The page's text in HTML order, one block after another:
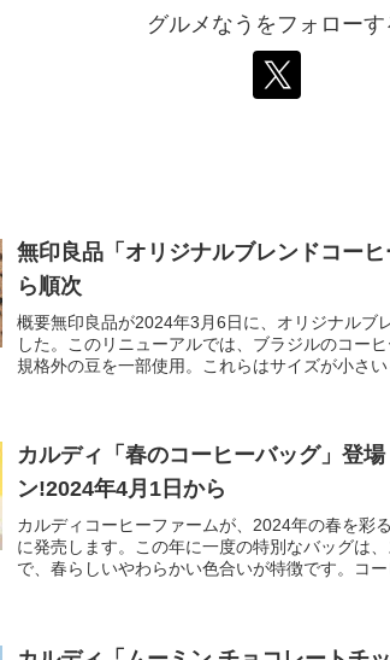
グルメなうをフォローす
無印良品「オリジナルブレンドコー
ら順次
概要無印良品が2024年3月6日に、オリジナルブ
した。このリニューアルでは、ブラジルのコー
規格外の豆を一部使用。これらはサイズが小さい
カルディ「春のコーヒーバッグ」登
ン!2024年4月1日から
カルディコーヒーファームが、2024年の春を彩
に発売します。この年に一度の特別なバッグは
で、春らしいやわらかい色合いが特徴です。コ